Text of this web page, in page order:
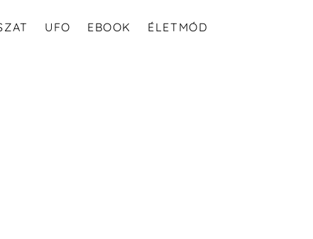
UFO EBOOK ÉLETMÓD